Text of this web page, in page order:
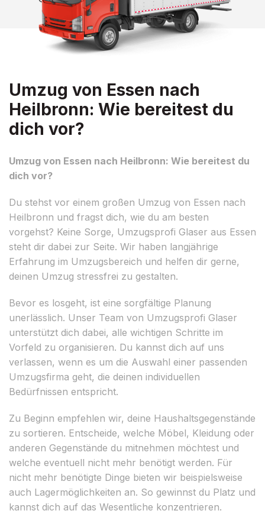
Umzug von Essen nach
Heilbronn: Wie bereitest du
dich vor?
Umzug von Essen nach Heilbronn: Wie bereitest du
dich vor?
Du stehst vor einem großen Umzug von Essen nach
Heilbronn und fragst dich, wie du am besten
vorgehst? Keine Sorge, Umzugsprofi Glaser aus Essen
steht dir dabei zur Seite. Wir haben langjährige
Erfahrung im Umzugsbereich und helfen dir gerne,
deinen Umzug stressfrei zu gestalten.
Bevor es losgeht, ist eine sorgfältige Planung
unerlässlich. Unser Team von Umzugsprofi Glaser
unterstützt dich dabei, alle wichtigen Schritte im
Vorfeld zu organisieren. Du kannst dich auf uns
verlassen, wenn es um die Auswahl einer passenden
Umzugsfirma geht, die deinen individuellen
Bedürfnissen entspricht.
Zu Beginn empfehlen wir, deine Haushaltsgegenstände
zu sortieren. Entscheide, welche Möbel, Kleidung oder
anderen Gegenstände du mitnehmen möchtest und
welche eventuell nicht mehr benötigt werden. Für
nicht mehr benötigte Dinge bieten wir beispielsweise
auch Lagermöglichkeiten an. So gewinnst du Platz und
kannst dich auf das Wesentliche konzentrieren.